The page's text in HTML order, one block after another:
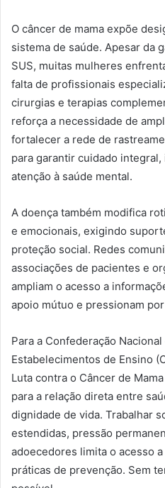
O câncer de mama expõe
sistema de saúde. Apesar da
SUS, muitas mulheres
falta de profissionais
cirurgias e terapias
reforça a necessidade de
fortalecer a rede de
para garantir cuidado
atenção à saúde mental.
A doença também modifica
e emocionais, exigindo
proteção social. Redes
associações de pacientes e
ampliam o acesso a
apoio mútuo e pressionam
Para a Confederação
Estabelecimentos de Ensino
Luta contra o Câncer de
para a relação direta entre
dignidade de vida. Trabalhar
estendidas, pressão
adoecedores limita o acesso
práticas de prevenção. Sem